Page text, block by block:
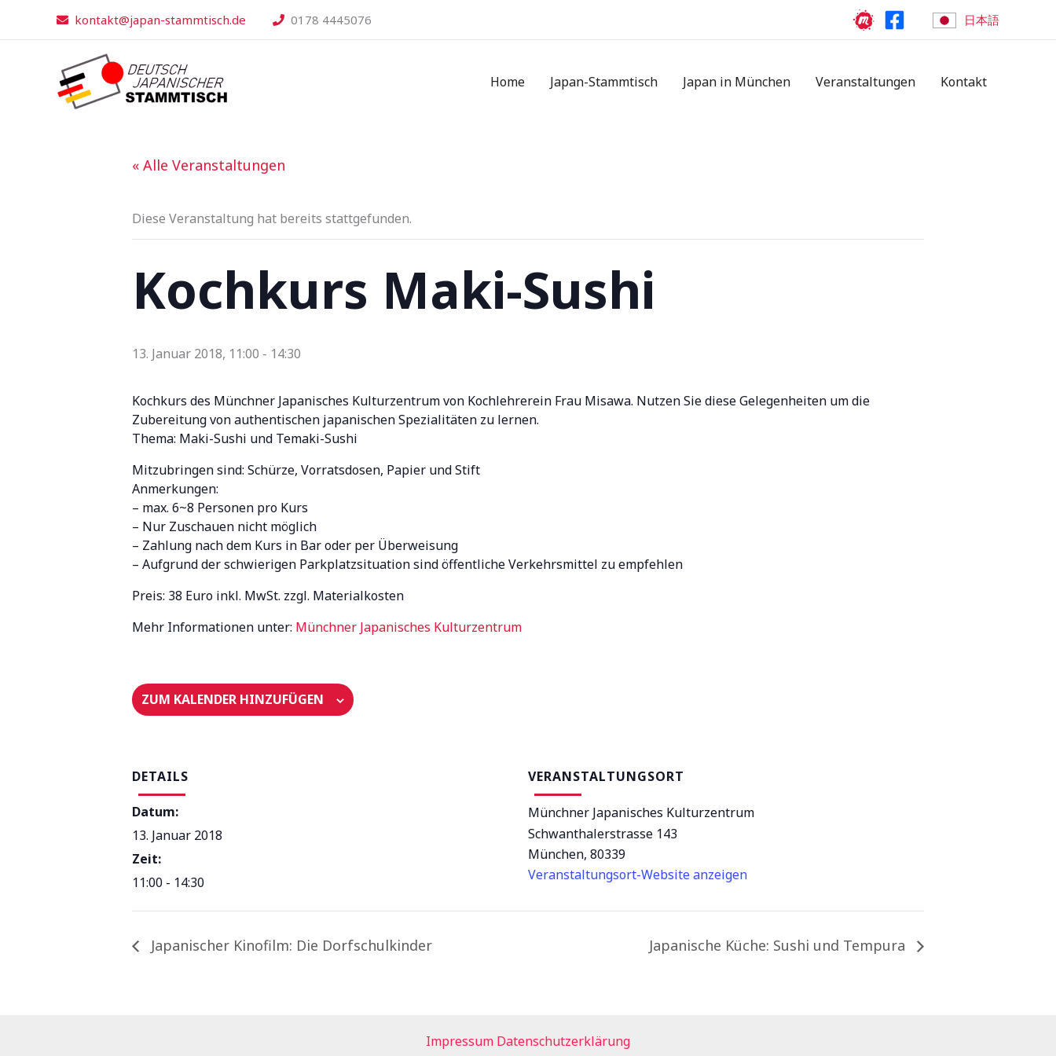
kontakt@japan-stammtisch.de 0178 4445076 日本語
Home Japan-Stammtisch Japan in München Veranstaltungen Kontakt
« Alle Veranstaltungen
Diese Veranstaltung hat bereits stattgefunden.
Kochkurs Maki-Sushi
13. Januar 2018, 11:00 - 14:30
Kochkurs des Münchner Japanisches Kulturzentrum von Kochlehrerein Frau Misawa. Nutzen Sie diese Gelegenheiten um die
Zubereitung von authentischen japanischen Spezialitäten zu lernen.
Thema: Maki-Sushi und Temaki-Sushi
Mitzubringen sind: Schürze, Vorratsdosen, Papier und Stift
Anmerkungen:
– max. 6~8 Personen pro Kurs
– Nur Zuschauen nicht möglich
– Zahlung nach dem Kurs in Bar oder per Überweisung
– Aufgrund der schwierigen Parkplatzsituation sind öffentliche Verkehrsmittel zu empfehlen
Preis: 38 Euro inkl. MwSt. zzgl. Materialkosten
Mehr Informationen unter: Münchner Japanisches Kulturzentrum
ZUM KALENDER HINZUFÜGEN
DETAILS
Datum:
13. Januar 2018
Zeit:
11:00 - 14:30
VERANSTALTUNGSORT
Münchner Japanisches Kulturzentrum
Schwanthalerstrasse 143
München, 80339
Veranstaltungsort-Website anzeigen
Japanischer Kinofilm: Die Dorfschulkinder Japanische Küche: Sushi und Tempura
Impressum Datenschutzerklärung